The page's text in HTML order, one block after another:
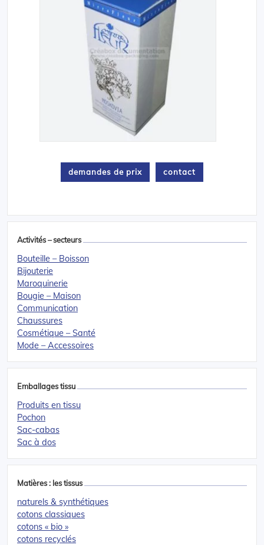
demandes de prix contact
Activités – secteurs
Bouteille – Boisson
Bijouterie
Maroquinerie
Bougie – Maison
Communication
Chaussures
Cosmétique – Santé
Mode – Accessoires
Emballages tissu
Produits en tissu
Pochon
Sac-cabas
Sac à dos
Matières : les tissus
naturels & synthétiques
cotons classiques
cotons « bio »
cotons recyclés